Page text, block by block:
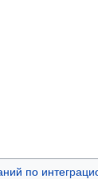
по